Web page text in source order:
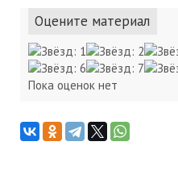
Оцените материал
Пока оценок нет